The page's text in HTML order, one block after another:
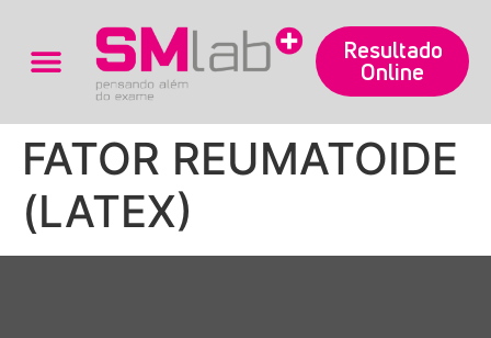
Resultado
Online
FATOR REUMATOIDE
(LATEX)